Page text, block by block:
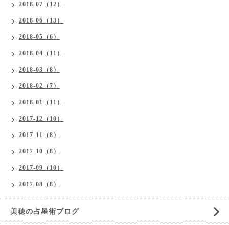
2018-07（12）
2018-06（13）
2018-05（6）
2018-04（11）
2018-03（8）
2018-02（7）
2018-01（11）
2017-12（10）
2017-11（8）
2017-10（8）
2017-09（10）
2017-08（8）
美穂の占星術ブログ